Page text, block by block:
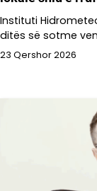
Instituti
ditës së sotme
23 Qershor 2026